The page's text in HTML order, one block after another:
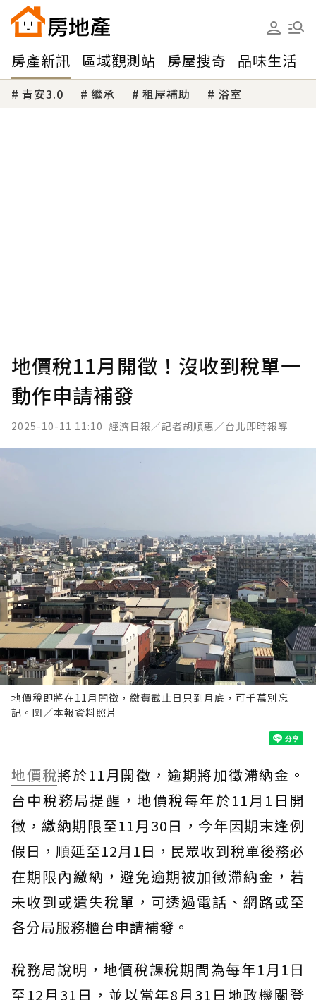
房產新訊 區域觀測站 房屋搜奇 品味生活
青安3.0 繼承 租屋補助 浴室
地價稅11月開徵！沒收到稅單一
動作申請補發
2025-10-11 11:10 經濟日報／記者胡順惠／台北即時報導
地價稅即將在11月開徵，繳費截止日只到月底，可千萬別忘
記。圖／本報資料照片
地價稅將於11月開徵，逾期將加徵滯納金。
台中稅務局提醒，地價稅每年於11月1日開
徵，繳納期限至11月30日，今年因期末逢例
假日，順延至12月1日，民眾收到稅單後務必
在期限內繳納，避免逾期被加徵滯納金，若
未收到或遺失稅單，可透過電話、網路或至
各分局服務櫃台申請補發。
稅務局說明，地價稅課稅期間為每年1月1日
至12月31日，並以當年8月31日地政機關登